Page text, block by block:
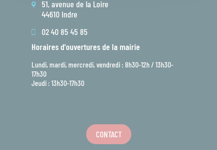
51, avenue de la Loire
44610 Indre
02 40 85 45 85
Horaires d'ouvertures de la mairie
Lundi, mardi, mercredi, vendredi : 8h30-12h / 13h30-
17h30
Jeudi : 13h30-17h30
CONTACT